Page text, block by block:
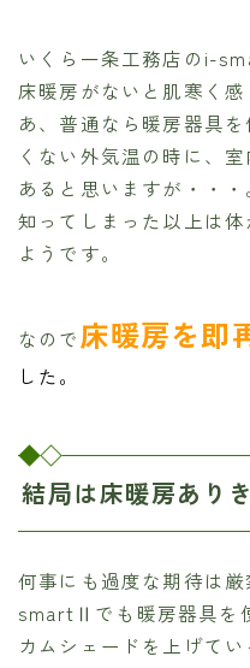
いくら一条工務店のi-
床暖房がないと肌寒く
あ、普通なら暖房器具
くない外気温の時に、
あると思いますが・・
知ってしまった以上は
ようです。
なので 床暖房を即
した。
結局は床暖房あり
何事にも過度な期待は
smartⅡでも暖房器具を
カムシェードを上げて